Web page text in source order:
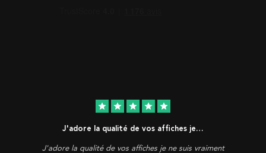
star star star star star
J'adore la qualité de vos affiches je…
J'adore la qualité de vos affiches je ne suis vraiment